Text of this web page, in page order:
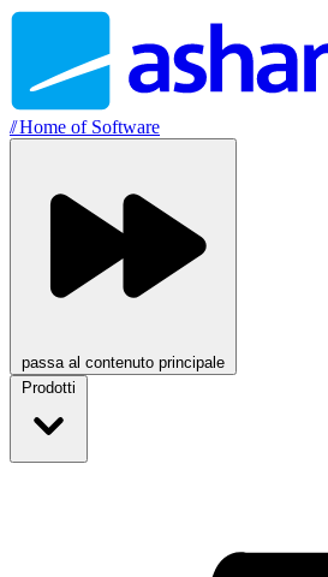
//Home of Software
passa al contenuto principale
Prodotti